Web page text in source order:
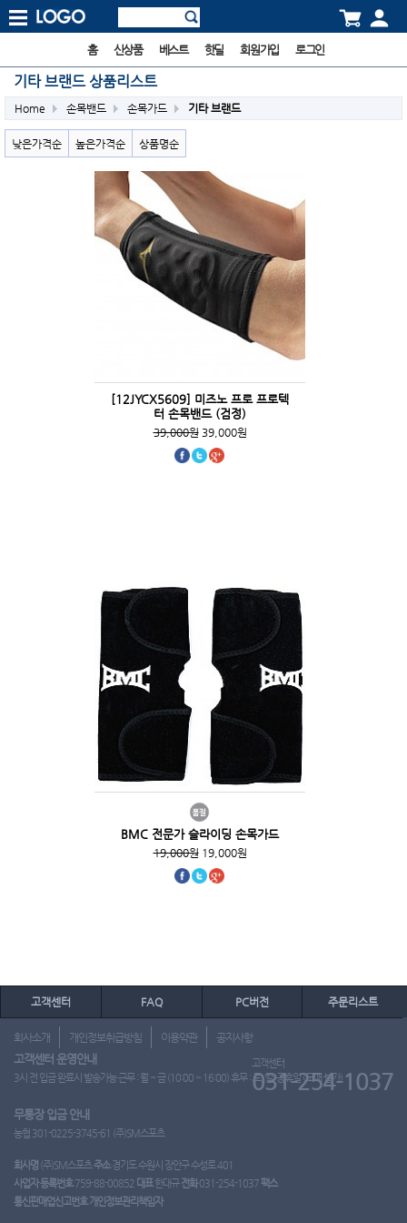
홈 신상품 베스트 핫딜 회원가입 로그인
기타 브랜드 상품리스트
Home 손목밴드 손목가드 기타 브랜드
낮은가격순 높은가격순 상품명순
[12JYCX5609] 미즈노 프로 프로텍
터 손목밴드 (검정)
39,000원39,000원
BMC 전문가 슬라이딩 손목가드
19,000원19,000원
고객센터 FAQ PC버전 주문리스트
회사소개 개인정보취급방침 이용약관 공지사항
고객센터 운영안내
3시 전 입금 완료시 발송가능 근무 : 월 ~ 금 (10:00 ~ 16:00) 휴무 : 토, 일, 공휴일 (도매 불가)
고객센터
031-254-1037
무통장 입금 안내
농협 301-0225-3745-61 (주)SM스포츠
회사명 (주)SM스포츠주소경기도 수원시 장안구 수성로 401
사업자 등록번호759-88-00852 대표한대규 전화031-254-1037팩스
통신판매업신고번호 개인정보관리책임자